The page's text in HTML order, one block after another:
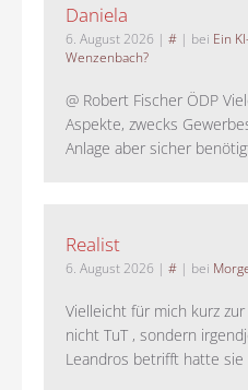
Daniela
6. August 2026 | # | bei Ein
Wenzenbach?
@ Robert Fischer ÖDP
Aspekte, zwecks
Anlage aber sicher
Realist
6. August 2026 | # | bei
Vielleicht für mich kurz
nicht TuT , sondern
Leandros betrifft hatte sie